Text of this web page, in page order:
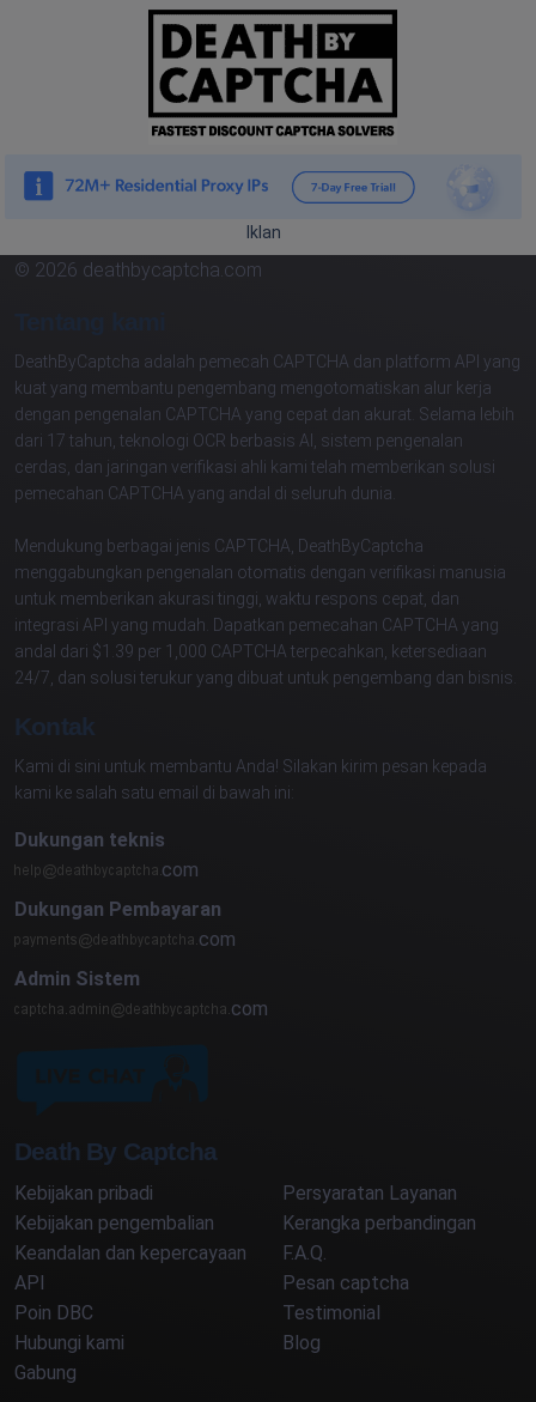
Iklan
© 2026 deathbycaptcha.com
DeathByCaptcha adalah pemecah CAPTCHA dan platform API yang
kuat yang membantu pengembang mengotomatiskan alur kerja
dengan pengenalan CAPTCHA yang cepat dan akurat. Selama lebih
dari 17 tahun, teknologi OCR berbasis AI, sistem pengenalan
cerdas, dan jaringan verifikasi ahli kami telah memberikan solusi
pemecahan CAPTCHA yang andal di seluruh dunia.
Mendukung berbagai jenis CAPTCHA, DeathByCaptcha
menggabungkan pengenalan otomatis dengan verifikasi manusia
untuk memberikan akurasi tinggi, waktu respons cepat, dan
integrasi API yang mudah. Dapatkan pemecahan CAPTCHA yang
andal dari $1.39 per 1,000 CAPTCHA terpecahkan, ketersediaan
24/7, dan solusi terukur yang dibuat untuk pengembang dan bisnis.
Kontak
Kami di sini untuk membantu Anda! Silakan kirim pesan kepada
kami ke salah satu email di bawah ini:
Dukungan teknis
com
Dukungan Pembayaran
com
Admin Sistem
com
Death By Captcha
Kebijakan pribadi
Persyaratan Layanan
Kebijakan pengembalian
Kerangka perbandingan
Keandalan dan kepercayaan
F.A.Q.
API
Pesan captcha
Poin DBC
Testimonial
Hubungi kami
Blog
Gabung